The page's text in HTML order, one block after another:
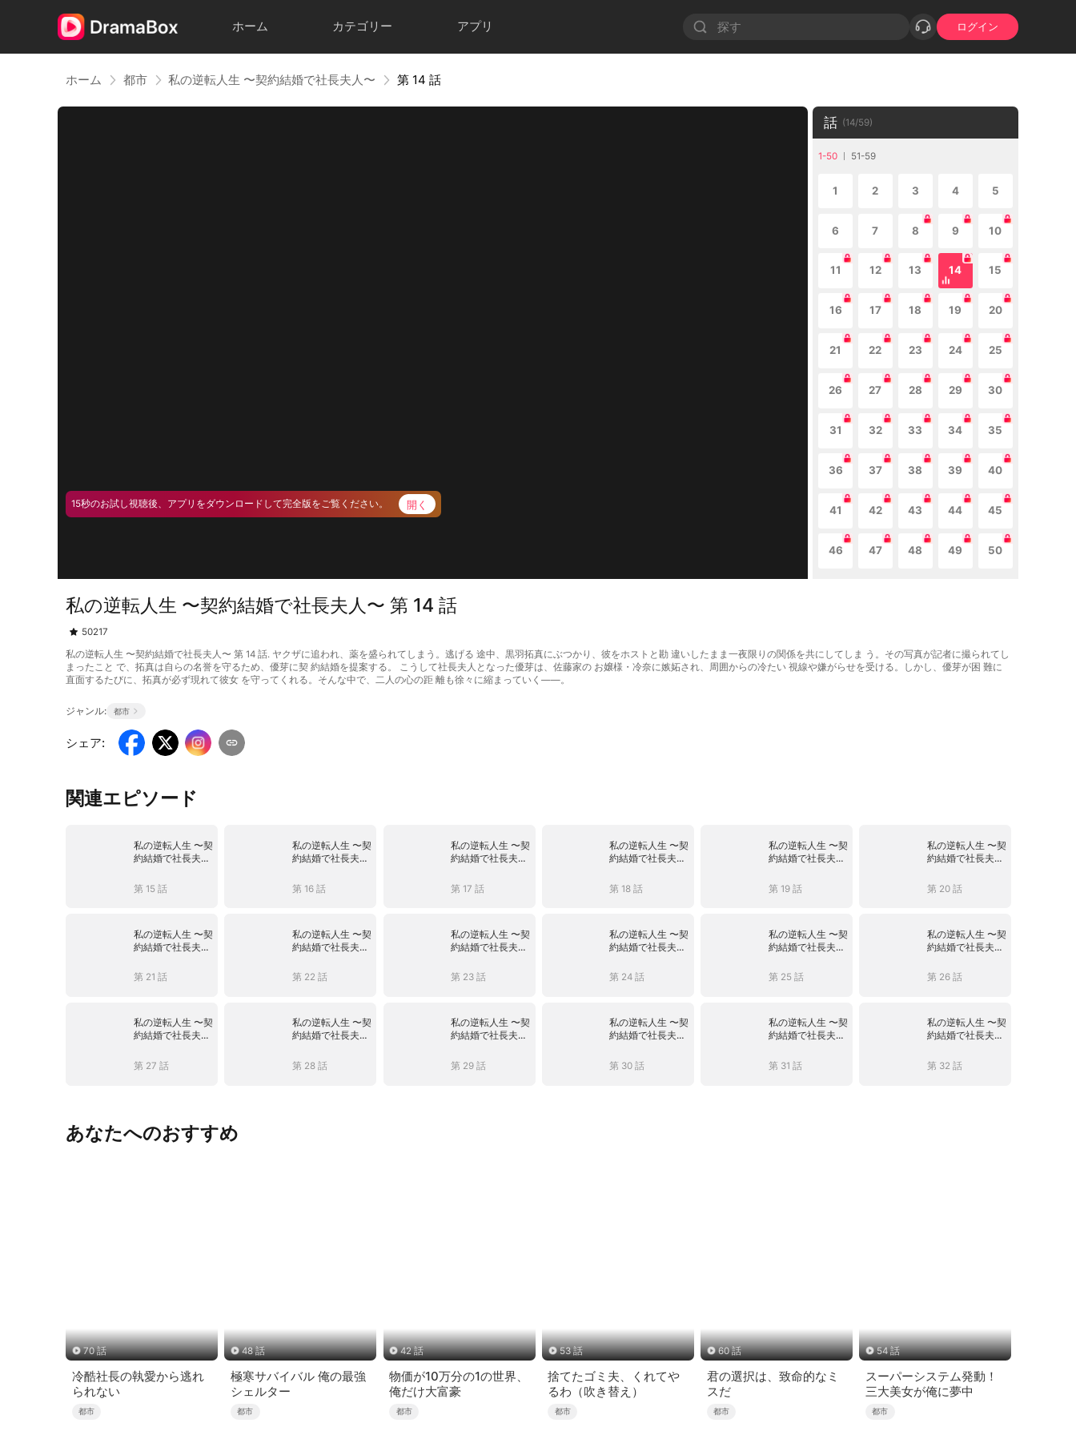
ホーム カテゴリー アプリ ログイン
ホーム 都市 私の逆転人生 〜契約結婚で社長夫人〜 第 14 話
15秒のお試し視聴後、アプリをダウンロードして完全版をご覧ください。 開く
話 (14/59)
1-50 51-59
1 2 3 4 5
6 7 8 9 10
11 12 13 14 15
16 17 18 19 20
21 22 23 24 25
26 27 28 29 30
31 32 33 34 35
36 37 38 39 40
41 42 43 44 45
46 47 48 49 50
私の逆転人生 〜契約結婚で社長夫人〜 第 14 話
50217
私の逆転人生 〜契約結婚で社長夫人〜 第 14 話. ヤクザに追われ、薬を盛られてしまう。逃げる 途中、黒羽拓真にぶつかり、彼をホストと勘 違いしたまま一夜限りの関係を共にしてしま う。その写真が記者に撮られてし
まったこと で、拓真は自らの名誉を守るため、優芽に契 約結婚を提案する。 こうして社長夫人となった優芽は、佐藤家の お嬢様・冷奈に嫉妬され、周囲からの冷たい 視線や嫌がらせを受ける。しかし、優芽が困 難に
直面するたびに、拓真が必ず現れて彼女 を守ってくれる。そんな中で、二人の心の距 離も徐々に縮まっていく――。
ジャンル: 都市
シェア:
関連エピソード
私の逆転人生 〜契
約結婚で社長夫
第 15 話
私の逆転人生 〜契
約結婚で社長夫
第 16 話
私の逆転人生 〜契
約結婚で社長夫
第 17 話
私の逆転人生 〜契
約結婚で社長夫
第 18 話
私の逆転人生 〜契
約結婚で社長夫
第 19 話
私の逆転人生 〜契
約結婚で社長夫
第 20 話
私の逆転人生 〜契
約結婚で社長夫
第 21 話
私の逆転人生 〜契
約結婚で社長夫
第 22 話
私の逆転人生 〜契
約結婚で社長夫
第 23 話
私の逆転人生 〜契
約結婚で社長夫
第 24 話
私の逆転人生 〜契
約結婚で社長夫
第 25 話
私の逆転人生 〜契
約結婚で社長夫
第 26 話
私の逆転人生 〜契
約結婚で社長夫
第 27 話
私の逆転人生 〜契
約結婚で社長夫
第 28 話
私の逆転人生 〜契
約結婚で社長夫
第 29 話
私の逆転人生 〜契
約結婚で社長夫
第 30 話
私の逆転人生 〜契
約結婚で社長夫
第 31 話
私の逆転人生 〜契
約結婚で社長夫
第 32 話
あなたへのおすすめ
70 話
冷酷社長の執愛から逃れ
られない
都市
48 話
極寒サバイバル 俺の最強
シェルター
都市
42 話
物価が10万分の1の世界、
俺だけ大富豪
都市
53 話
捨てたゴミ夫、くれてや
るわ（吹き替え）
都市
60 話
君の選択は、致命的なミ
スだ
都市
54 話
スーパーシステム発動！
三大美女が俺に夢中
都市